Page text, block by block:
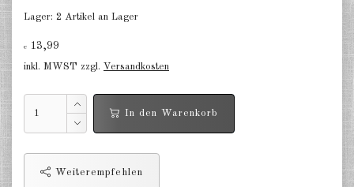
Frankreich & Niederlande 1:285
Israel 1:285
Rot China 1:285
Lager: 2 Artikel an Lager
€ 13,99
inkl. MWST zzgl. Versandkosten
In den Warenkorb
Weiterempfehlen